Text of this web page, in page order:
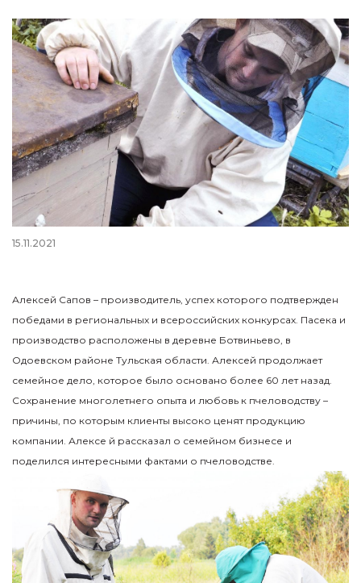
15.11.2021
Алексей Сапов – производитель, успех которого подтвержден
победами в региональных и всероссийских конкурсах. Пасека и
производство расположены в деревне Ботвиньево, в
Одоевском районе Тульская области. Алексей продолжает
семейное дело, которое было основано более 60 лет назад.
Сохранение многолетнего опыта и любовь к пчеловодству –
причины, по которым клиенты высоко ценят продукцию
компании. Алексе й рассказал о семейном бизнесе и
поделился интересными фактами о пчеловодстве.